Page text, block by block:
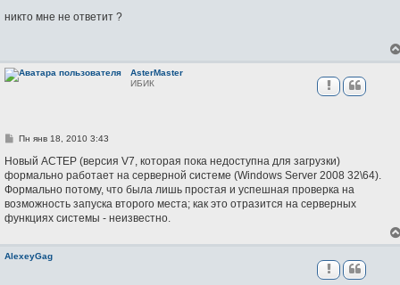
о
и
е
никто мне не ответит ?
AsterMaster
ИБИК
С
о
щ
е
н
е
Пн янв 18, 2010 3:43
Новый АСТЕР (версия V7, которая пока недоступна для загрузки)
формально работает на серверной системе (Windows Server 2008 32\64).
Формально потому, что была лишь простая и успешная проверка на
возможность запуска второго места; как это отразится на серверных
функциях системы - неизвестно.
AlexeyGag